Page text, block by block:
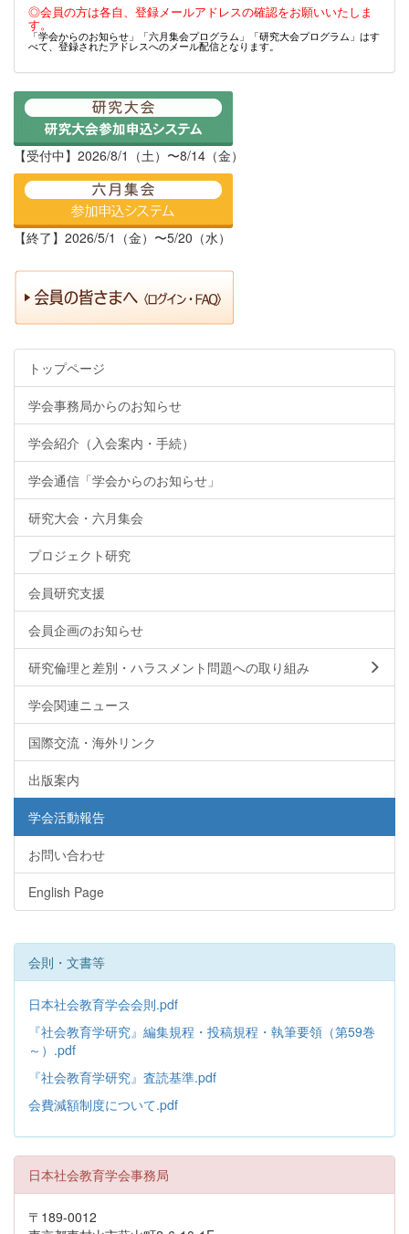
◎会員の方は各自、登録メールアドレスの確認をお願いいたしま
す。
「学会からのお知らせ」「六月集会プログラム」「研究大会プログラム」はす
べて、登録されたアドレスへのメール配信となります。
【受付中】2026/8/1（土）〜8/14（金）
【終了】2026/5/1（金）〜5/20（水）
トップページ
学会事務局からのお知らせ
学会紹介（入会案内・手続）
学会通信「学会からのお知らせ」
研究大会・六月集会
プロジェクト研究
会員研究支援
会員企画のお知らせ
研究倫理と差別・ハラスメント問題への取り組み
学会関連ニュース
国際交流・海外リンク
出版案内
学会活動報告
お問い合わせ
English Page
会則・文書等
日本社会教育学会会則.pdf
『社会教育学研究』編集規程・投稿規程・執筆要領（第59巻
～）.pdf
『社会教育学研究』査読基準.pdf
会費減額制度について.pdf
日本社会教育学会事務局
〒189-0012